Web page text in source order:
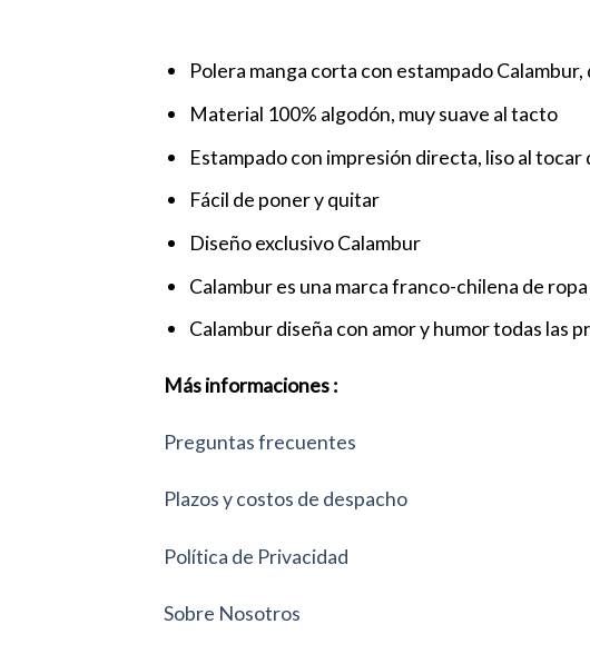
Polera manga corta con estampado Calambur,
Material 100% algodón, muy suave al tacto
Estampado con impresión directa, liso al
Fácil de poner y quitar
Diseño exclusivo Calambur
Calambur es una marca franco-chilena de
Calambur diseña con amor y humor todas las
Más informaciones :
Preguntas frecuentes
Plazos y costos de despacho
Política de Privacidad
Sobre Nosotros